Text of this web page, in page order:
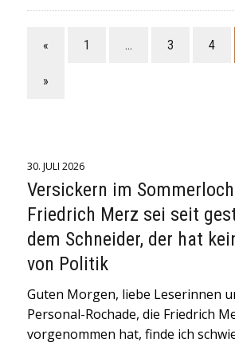
« 1 … 3 4
»
30. JULI 2026
Versickern im
Friedrich Merz sei seit
dem Schneider, der hat
von Politik
Guten Morgen, liebe Leserinnen
Personal-Rochade, die Friedrich
vorgenommen hat, finde ich